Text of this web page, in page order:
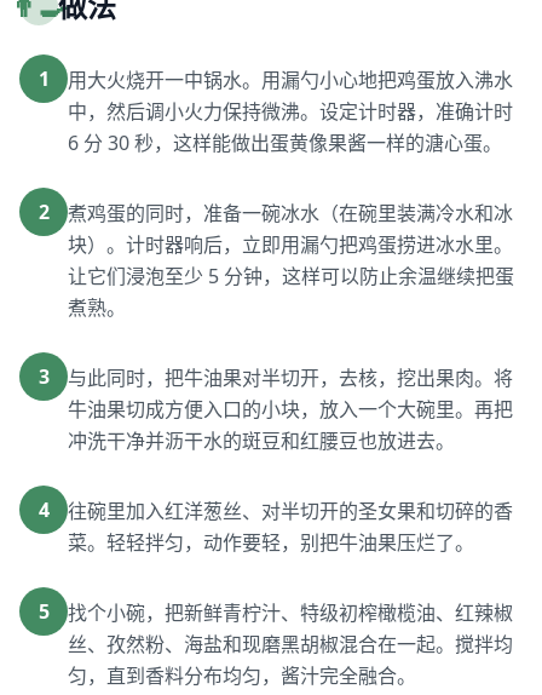
1
用大火烧开一中锅水。用漏勺小心地把鸡蛋放入沸水
中，然后调小火力保持微沸。设定计时器，准确计时
6 分 30 秒，这样能做出蛋黄像果酱一样的溏心蛋。
2
煮鸡蛋的同时，准备一碗冰水（在碗里装满冷水和冰
块）。计时器响后，立即用漏勺把鸡蛋捞进冰水里。
让它们浸泡至少 5 分钟，这样可以防止余温继续把蛋
煮熟。
3
与此同时，把牛油果对半切开，去核，挖出果肉。将
牛油果切成方便入口的小块，放入一个大碗里。再把
冲洗干净并沥干水的斑豆和红腰豆也放进去。
4
往碗里加入红洋葱丝、对半切开的圣女果和切碎的香
菜。轻轻拌匀，动作要轻，别把牛油果压烂了。
5
找个小碗，把新鲜青柠汁、特级初榨橄榄油、红辣椒
丝、孜然粉、海盐和现磨黑胡椒混合在一起。搅拌均
匀，直到香料分布均匀，酱汁完全融合。